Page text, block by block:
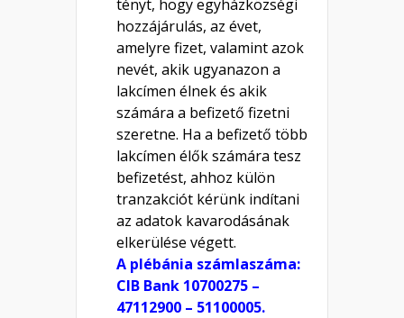
tényt, hogy egyházközségi
hozzájárulás, az évet,
amelyre fizet, valamint azok
nevét, akik ugyanazon a
lakcímen élnek és akik
számára a befizető fizetni
szeretne. Ha a befizető több
lakcímen élők számára tesz
befizetést, ahhoz külön
tranzakciót kérünk indítani
az adatok kavarodásának
elkerülése végett.
A plébánia számlaszáma:
CIB Bank 10700275 –
47112900 – 51100005.